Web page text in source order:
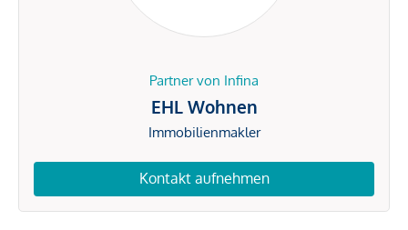
Partner von Infina
EHL Wohnen
Immobilienmakler
Kontakt aufnehmen